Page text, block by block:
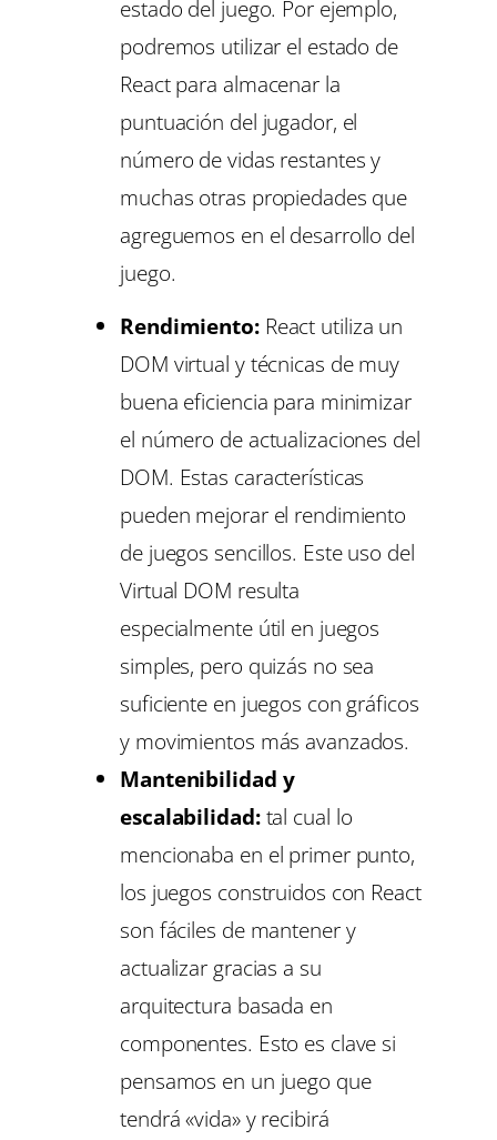
estado del juego. Por ejemplo,
podremos utilizar el estado de
React para almacenar la
puntuación del jugador, el
número de vidas restantes y
muchas otras propiedades que
agreguemos en el desarrollo del
juego.
Rendimiento: React utiliza un
DOM virtual y técnicas de muy
buena eficiencia para minimizar
el número de actualizaciones del
DOM. Estas características
pueden mejorar el rendimiento
de juegos sencillos. Este uso del
Virtual DOM resulta
especialmente útil en juegos
simples, pero quizás no sea
suficiente en juegos con gráficos
y movimientos más avanzados.
Mantenibilidad y
escalabilidad:tal cual lo
mencionaba en el primer punto,
los juegos construidos con React
son fáciles de mantener y
actualizar gracias a su
arquitectura basada en
componentes. Esto es clave si
pensamos en un juego que
tendrá «vida» y recibirá